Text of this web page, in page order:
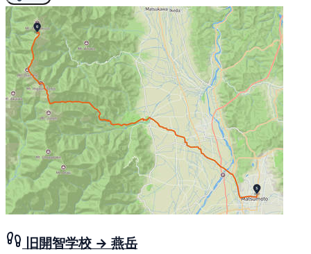
旧開智学校 → 燕岳